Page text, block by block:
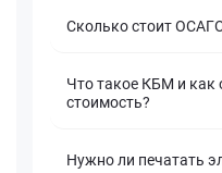
Сколько стоит
Что такое КБМ и как
стоимость?
Нужно ли печатать